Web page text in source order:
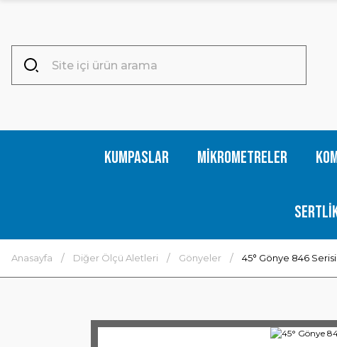
Kumpaslar Mikrometreler
Anasayfa Diğer Ölçü Aletleri Gönyeler 45° Gönye 846 Serisi